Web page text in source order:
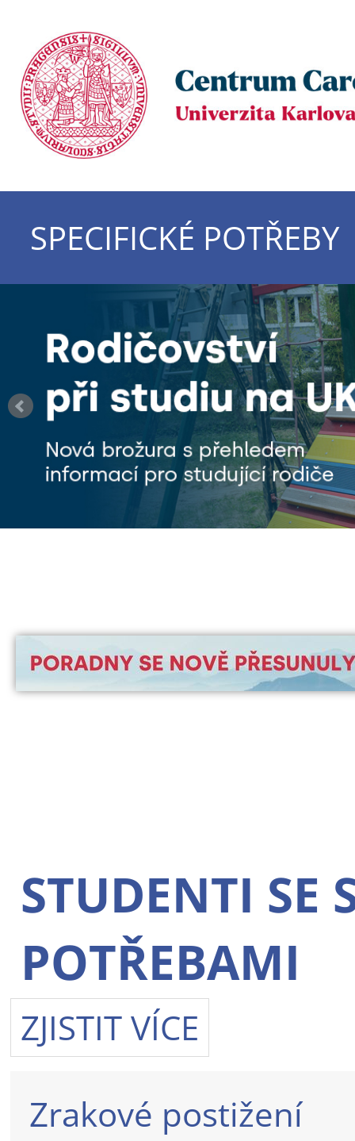
SPECIFICKÉ POTŘEBY
STUDENTI SE
POTŘEBAMI
ZJISTIT VÍCE
Zrakové postižení